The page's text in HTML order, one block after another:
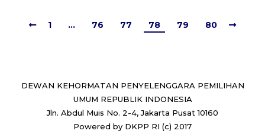
1 … 76 77 78 79 80
DEWAN KEHORMATAN PENYELENGGARA PEMILIHAN
UMUM REPUBLIK INDONESIA
Jln. Abdul Muis No. 2-4, Jakarta Pusat 10160
Powered by DKPP RI (c) 2017